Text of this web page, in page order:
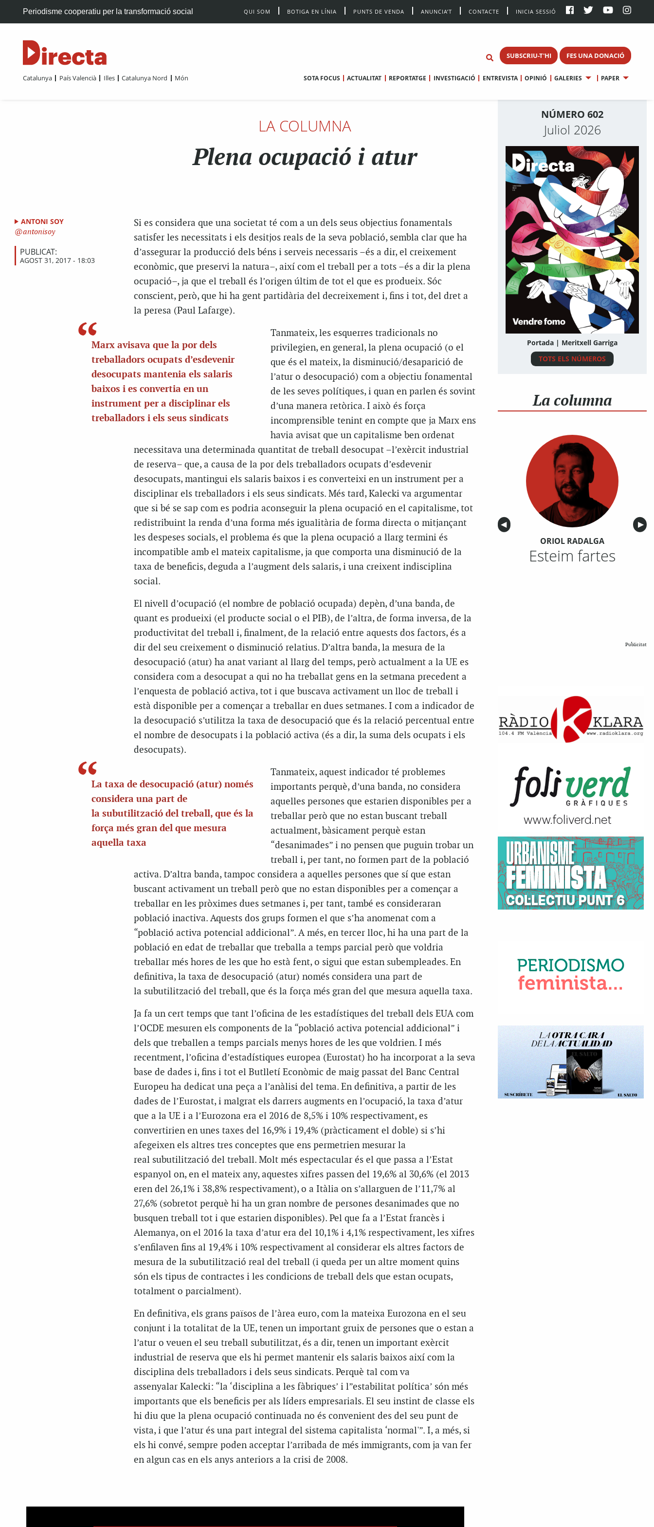
Periodisme cooperatiu per la transformació social QUI SOM BOTIGA EN LÍNIA PUNTS DE VENDA ANUNCIA’T CONTACTE INICIA SESSIÓ
SUBSCRIU-T'HI FES UNA DONACIÓ
Catalunya País Valencià Illes Catalunya Nord Món SOTA FOCUS ACTUALITAT REPORTATGE INVESTIGACIÓ ENTREVISTA OPINIÓ GALERIES PAPER
LA COLUMNA
Plena ocupació i atur
ANTONI SOY
antonisoy
PUBLICAT:
AGOST 31, 2017 - 18:03
Si es considera que una societat té com a un dels seus objectius fonamentals
satisfer les necessitats i els desitjos reals de la seva població, sembla clar que ha
d’assegurar la producció dels béns i serveis necessaris –és a dir, el creixement
econòmic, que preservi la natura–, així com el treball per a tots –és a dir la plena
ocupació–, ja que el treball és l’origen últim de tot el que es produeix. Sóc
conscient, però, que hi ha gent partidària del decreixement i, fins i tot, del dret a
la peresa (Paul Lafarge).
Marx avisava que la por dels
treballadors ocupats d’esdevenir
desocupats mantenia els salaris
baixos i es convertia en un
instrument per a disciplinar els
treballadors i els seus sindicats
Tanmateix, les esquerres tradicionals no
privilegien, en general, la plena ocupació (o el
que és el mateix, la disminució/desaparició de
l’atur o desocupació) com a objectiu fonamental
de les seves polítiques, i quan en parlen és sovint
d’una manera retòrica. I això és força
incomprensible tenint en compte que ja Marx ens
havia avisat que un capitalisme ben ordenat
necessitava una determinada quantitat de treball desocupat –l’exèrcit industrial
de reserva– que, a causa de la por dels treballadors ocupats d’esdevenir
desocupats, mantingui els salaris baixos i es converteixi en un instrument per a
disciplinar els treballadors i els seus sindicats. Més tard, Kalecki va argumentar
que si bé se sap com es podria aconseguir la plena ocupació en el capitalisme, tot
redistribuint la renda d’una forma més igualitària de forma directa o mitjançant
les despeses socials, el problema és que la plena ocupació a llarg termini és
incompatible amb el mateix capitalisme, ja que comporta una disminució de la
taxa de beneficis, deguda a l’augment dels salaris, i una creixent indisciplina
social.
El nivell d’ocupació (el nombre de població ocupada) depèn, d’una banda, de
quant es produeixi (el producte social o el PIB), de l’altra, de forma inversa, de la
productivitat del treball i, finalment, de la relació entre aquests dos factors, és a
dir del seu creixement o disminució relatius. D’altra banda, la mesura de la
desocupació (atur) ha anat variant al llarg del temps, però actualment a la UE es
considera com a desocupat a qui no ha treballat gens en la setmana precedent a
l’enquesta de població activa, tot i que buscava activament un lloc de treball i
està disponible per a començar a treballar en dues setmanes. I com a indicador de
la desocupació s’utilitza la taxa de desocupació que és la relació percentual entre
el nombre de desocupats i la població activa (és a dir, la suma dels ocupats i els
desocupats).
La taxa de desocupació (atur) només
considera una part de
la subutilització del treball, que és la
força més gran del que mesura
aquella taxa
Tanmateix, aquest indicador té problemes
importants perquè, d’una banda, no considera
aquelles persones que estarien disponibles per a
treballar però que no estan buscant treball
actualment, bàsicament perquè estan
“desanimades” i no pensen que puguin trobar un
treball i, per tant, no formen part de la població
activa. D’altra banda, tampoc considera a aquelles persones que sí que estan
buscant activament un treball però que no estan disponibles per a començar a
treballar en les pròximes dues setmanes i, per tant, també es consideraran
població inactiva. Aquests dos grups formen el que s’ha anomenat com a
“població activa potencial addicional”. A més, en tercer lloc, hi ha una part de la
població en edat de treballar que treballa a temps parcial però que voldria
treballar més hores de les que ho està fent, o sigui que estan subempleades. En
definitiva, la taxa de desocupació (atur) només considera una part de
la subutilització del treball, que és la força més gran del que mesura aquella taxa.
Ja fa un cert temps que tant l’oficina de les estadístiques del treball dels EUA com
l’OCDE mesuren els components de la “població activa potencial addicional” i
dels que treballen a temps parcials menys hores de les que voldrien. I més
recentment, l’oficina d’estadístiques europea (Eurostat) ho ha incorporat a la seva
base de dades i, fins i tot el Butlletí Econòmic de maig passat del Banc Central
Europeu ha dedicat una peça a l’anàlisi del tema. En definitiva, a partir de les
dades de l’Eurostat, i malgrat els darrers augments en l’ocupació, la taxa d’atur
que a la UE i a l’Eurozona era el 2016 de 8,5% i 10% respectivament, es
convertirien en unes taxes del 16,9% i 19,4% (pràcticament el doble) si s’hi
afegeixen els altres tres conceptes que ens permetrien mesurar la
real subutilització del treball. Molt més espectacular és el que passa a l’Estat
espanyol on, en el mateix any, aquestes xifres passen del 19,6% al 30,6% (el 2013
eren del 26,1% i 38,8% respectivament), o a Itàlia on s’allarguen de l’11,7% al
27,6% (sobretot perquè hi ha un gran nombre de persones desanimades que no
busquen treball tot i que estarien disponibles). Pel que fa a l’Estat francès i
Alemanya, on el 2016 la taxa d’atur era del 10,1% i 4,1% respectivament, les xifres
s’enfilaven fins al 19,4% i 10% respectivament al considerar els altres factors de
mesura de la subutilització real del treball (i queda per un altre moment quins
són els tipus de contractes i les condicions de treball dels que estan ocupats,
totalment o parcialment).
En definitiva, els grans països de l’àrea euro, com la mateixa Eurozona en el seu
conjunt i la totalitat de la UE, tenen un important gruix de persones que o estan a
l’atur o veuen el seu treball subutilitzat, és a dir, tenen un important exèrcit
industrial de reserva que els hi permet mantenir els salaris baixos així com la
disciplina dels treballadors i dels seus sindicats. Perquè tal com va
assenyalar Kalecki: “la ‘disciplina a les fàbriques’ i l”estabilitat política’ són més
importants que els beneficis per als líders empresarials. El seu instint de classe els
hi diu que la plena ocupació continuada no és convenient des del seu punt de
vista, i que l’atur és una part integral del sistema capitalista ‘normal'”. I, a més, si
els hi convé, sempre poden acceptar l’arribada de més immigrants, com ja van fer
en algun cas en els anys anteriors a la crisi de 2008.
NÚMERO 602
Juliol 2026
Portada | Meritxell Garriga
TOTS ELS NÚMEROS
La columna
Anterior
◀︎ ▶︎
ORIOL RADALGA
Esteim fartes
Publicitat